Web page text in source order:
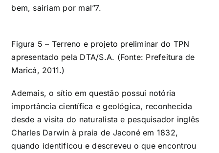
bem, sairiam por mal”7.
Figura 5 – Terreno e projeto preliminar do TPN
apresentado pela DTA/S.A. (Fonte: Prefeitura de
Maricá, 2011.)
Ademais, o sítio em questão possui notória
importância científica e geológica, reconhecida
desde a visita do naturalista e pesquisador inglês
Charles Darwin à praia de Jaconé em 1832,
quando identificou e descreveu o que encontrou